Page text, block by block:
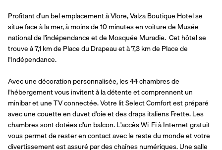
Profitant d'un bel emplacement à Vlore, Valza Boutique Hotel se
situe face à la mer, à moins de 10 minutes en voiture de Musée
national de l'indépendance et de Mosquée Muradie.  Cet hôtel se
trouve à 7,1 km de Place du Drapeau et à 7,3 km de Place de
l'Indépendance.
Avec une décoration personnalisée, les 44 chambres de
l'hébergement vous invitent à la détente et comprennent un
minibar et une TV connectée. Votre lit Select Comfort est préparé
avec une couette en duvet d'oie et des draps italiens Frette. Les
chambres sont dotées d'un balcon. L'accès Wi-Fi à Internet gratuit
vous permet de rester en contact avec le reste du monde et votre
divertissement est assuré par des chaînes numériques. Une salle